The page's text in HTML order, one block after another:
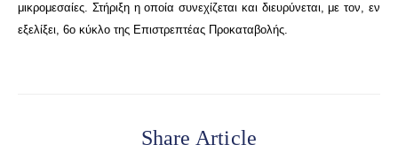
μικρομεσαίες. Στήριξη η οποία συνεχίζεται και διευρύνεται, με τον, εν
εξελίξει, 6ο κύκλο της Επιστρεπτέας Προκαταβολής.
Share Article